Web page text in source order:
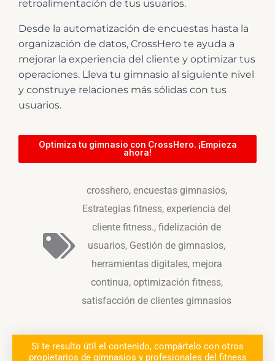
retroalimentación de tus usuarios.
Desde la automatización de encuestas hasta la
organización de datos, CrossHero te ayuda a
mejorar la experiencia del cliente y optimizar tus
operaciones. Lleva tu gimnasio al siguiente nivel
y construye relaciones más sólidas con tus
usuarios.
Optimiza tu gimnasio con CrossHero. ¡Empieza
ahora!
crosshero, encuestas gimnasios,
Estrategias fitness, experiencia del
cliente fitness., fidelización de
usuarios, Gestión de gimnasios,
herramientas digitales, mejora
continua, optimización fitness,
satisfacción de clientes gimnasios
Si te resulto útil el contenido, compártelo con otros
propietarios de gimnasios y profesionales del fitness